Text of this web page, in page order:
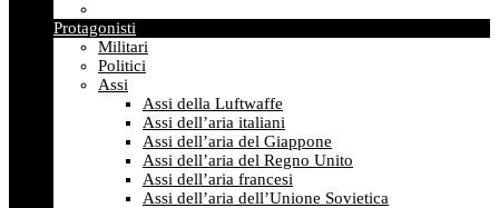
Protagonisti
Militari
Politici
Assi
Assi della Luftwaffe
Assi dell’aria italiani
Assi dell’aria del Giappone
Assi dell’aria del Regno Unito
Assi dell’aria francesi
Assi dell’aria dell’Unione Sovietica